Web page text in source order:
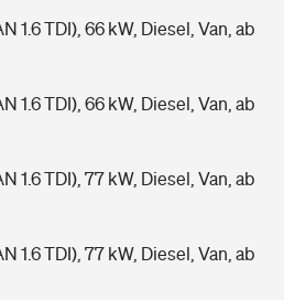
1.6 TDI), 66 kW, Diesel, Van, ab
1.6 TDI), 66 kW, Diesel, Van, ab
1.6 TDI), 77 kW, Diesel, Van, ab
1.6 TDI), 77 kW, Diesel, Van, ab